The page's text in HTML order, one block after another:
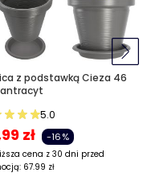
z podstawką Cieza 46
5.0
zł -16%
cena z 30 dni przed
67.99 zł